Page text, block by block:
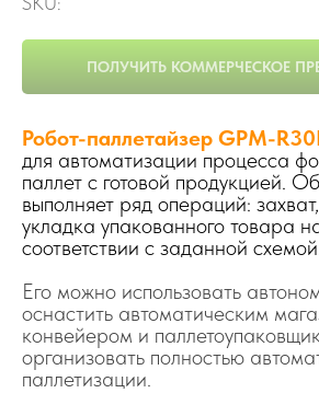
ПОЛУЧИТЬ КОММЕРЧЕСКОЕ
Робот-паллетайзер GPM-
для автоматизации процесса
паллет с готовой продукцией.
выполняет ряд операций:
укладка упакованного товара
соответствии с заданной
Его можно использовать
оснастить автоматическим
конвейером и
организовать полностью
паллетизации.